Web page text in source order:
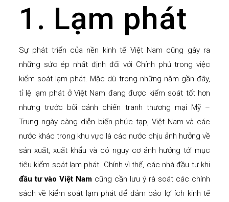
1. Lạm phát
Sự phát triển của nền kinh tế Việt Nam cũng gây ra
những sức ép nhất định đối với Chính phủ trong việc
kiểm soát lạm phát. Mặc dù trong những năm gần đây,
tỉ lệ lạm phát ở Việt Nam đang được kiểm soát tốt hơn
nhưng trước bối cảnh chiến tranh thương mại Mỹ –
Trung ngày càng diễn biến phức tạp, Việt Nam và các
nước khác trong khu vực là các nước chịu ảnh hưởng về
sản xuất, xuất khẩu và có nguy cơ ảnh hưởng tới mục
tiêu kiểm soát lạm phát. Chính vì thế, các nhà đầu tư khi
đầu tư vào Việt Namcũng cần lưu ý rà soát các chính
sách về kiểm soát lạm phát để đảm bảo lợi ích kinh tế